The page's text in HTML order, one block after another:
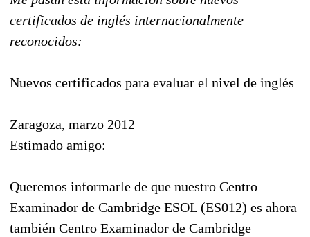
certificados de inglés internacionalmente
reconocidos:
Nuevos certificados para evaluar el nivel de inglés
Zaragoza, marzo 2012
Estimado amigo:
Queremos informarle de que nuestro Centro
Examinador de Cambridge ESOL (ES012) es ahora
también Centro Examinador de Cambridge